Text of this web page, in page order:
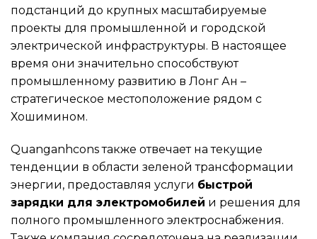
подстанций до крупных масштабируемые
проекты для промышленной и городской
электрической инфраструктуры. В настоящее
время они значительно способствуют
промышленному развитию в Лонг Ан –
стратегическое местоположение рядом с
Хошимином.
Quanganhcons также отвечает на текущие
тенденции в области зеленой трансформации
энергии, предоставляя услуги быстрой
зарядки для электромобилей и решения для
полного промышленного электроснабжения.